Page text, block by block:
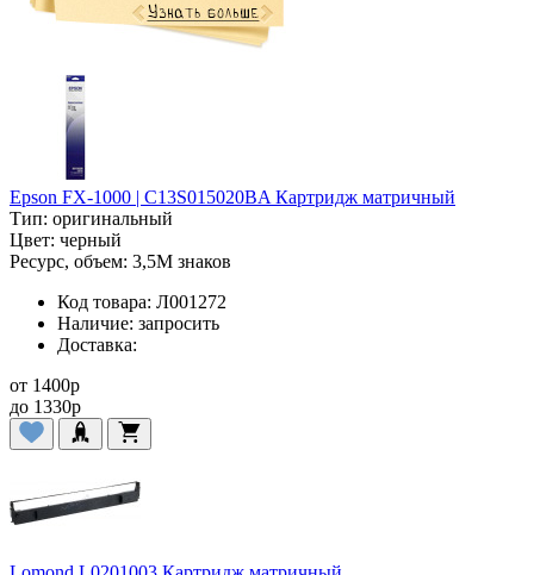
Epson FX-1000 | C13S015020BA Картридж матричный
Тип: оригинальный
Цвет: черный
Ресурс, объем: 3,5M знаков
Код товара: Л001272
Наличие: запросить
Доставка:
от 1400p
до 1330p